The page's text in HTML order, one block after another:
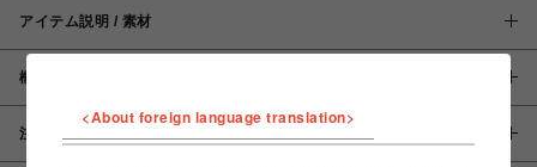
アイテム説明 / 素材
概要
注意事項
<About foreign language translation>